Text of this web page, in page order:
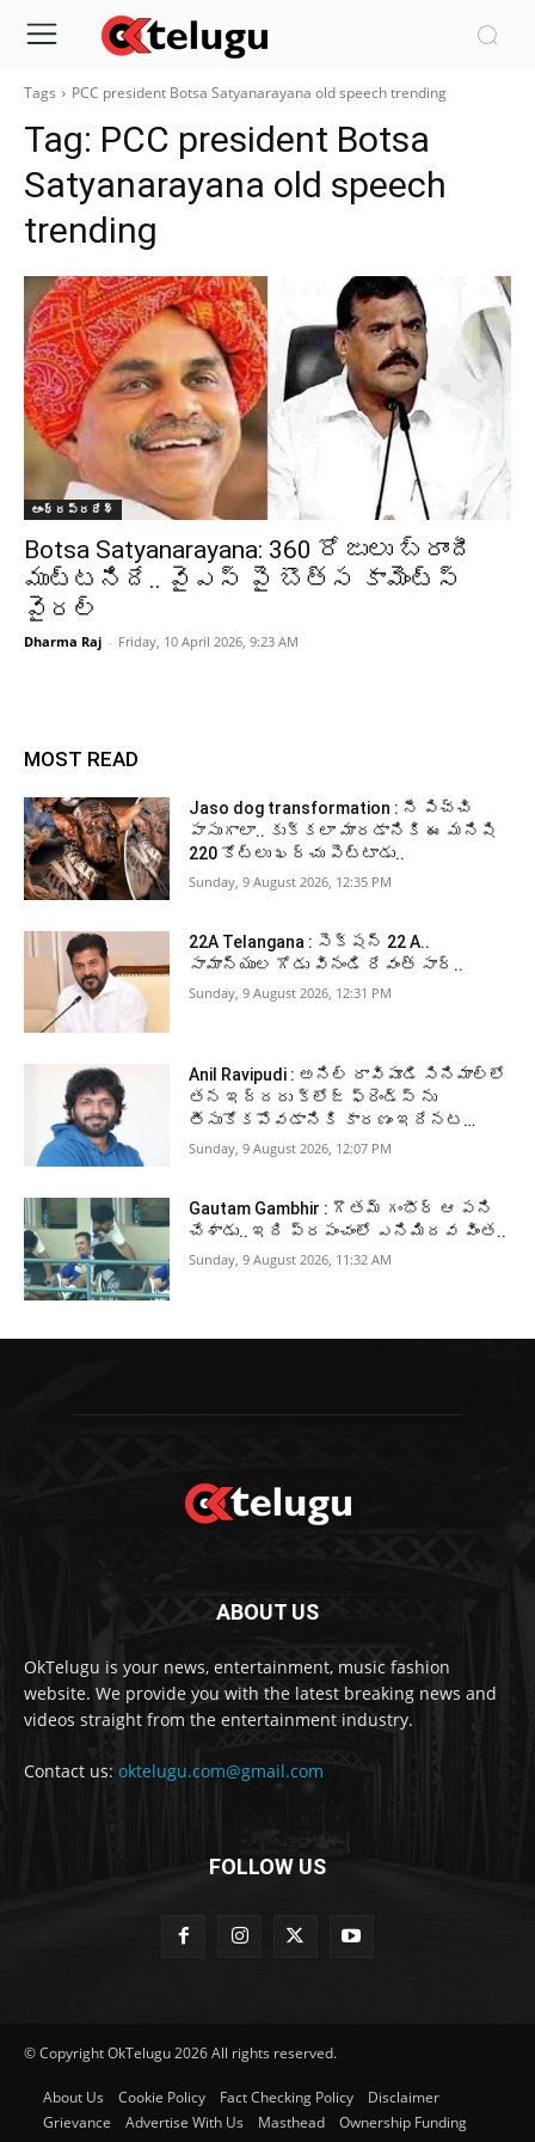
Tags PCC president Botsa Satyanarayana old speech trending
Tag: PCC president Botsa
Satyanarayana old speech
trending
ఆంధ్రప్రదేశ్‌
Botsa Satyanarayana: 360 రోజులు బ్రాందీ
ముట్టనిదే.. వైఎస్ పై బొత్స కామెంట్స్
వైరల్
Dharma Raj - Friday, 10 April 2026, 9:23 AM
MOST READ
Jaso dog transformation : నీ పిచ్చి
పాసుగాలా.. కుక్కలా మారడానికి ఈ మనిషి
220 కోట్లు ఖర్చు పెట్టాడు..
Sunday, 9 August 2026, 12:35 PM
22A Telangana : సెక్షన్ 22 A..
సామాన్యుల గోడు వినండి రేవంత్ సార్..
Sunday, 9 August 2026, 12:31 PM
Anil Ravipudi : అనిల్ రావిపూడి సినిమాల్లో
తన ఇద్దరు క్లోజ్ ఫ్రెండ్స్ ను
తీసుకోకపోవడానికి కారణం ఇదేనట…
Sunday, 9 August 2026, 12:07 PM
Gautam Gambhir : గౌతమ్ గంభీర్ ఆ పని
చేశాడు.. ఇది ప్రపంచంలో ఎనిమిదవ వింత..
Sunday, 9 August 2026, 11:32 AM
ABOUT US
OkTelugu is your news, entertainment, music fashion
website. We provide you with the latest breaking news and
videos straight from the entertainment industry.
Contact us: oktelugu.com@gmail.com
FOLLOW US
© Copyright OkTelugu 2026 All rights reserved.
About Us Cookie Policy Fact Checking Policy
Disclaimer
Grievance
Advertise With Us Masthead
Ownership Funding